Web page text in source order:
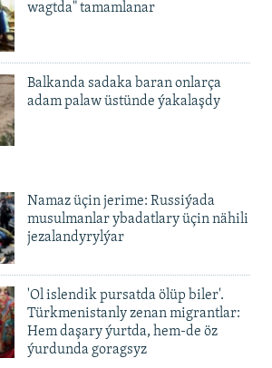
wagtda" tamamlanar
Balkanda sadaka baran onlarça
adam palaw üstünde ýakalaşdy
Namaz üçin jerime: Russiýada
musulmanlar ybadatlary üçin nähili
jezalandyrylýar
'Ol islendik pursatda ölüp biler'.
Türkmenistanly zenan migrantlar:
Hem daşary ýurtda, hem-de öz
ýurdunda goragsyz